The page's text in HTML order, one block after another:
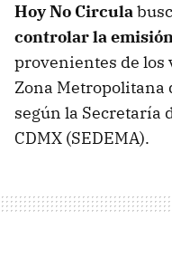
Hoy No Circula
controlar la
provenientes de los
Zona Metropolitana
según la Secretaría
CDMX (SEDEMA).